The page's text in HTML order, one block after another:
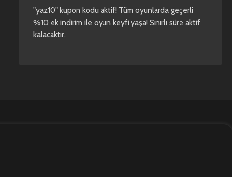
"yaz10" kupon kodu aktif! Tüm oyunlarda geçerli
%10 ek indirim ile oyun keyfi yaşa! Sınırlı süre aktif
kalacaktır.